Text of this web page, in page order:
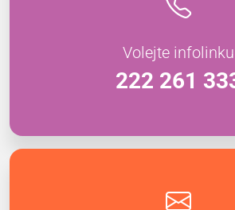
Volejte infolinku
222 261